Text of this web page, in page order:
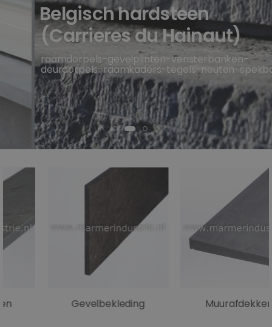
Belgisch hardsteen
(Carrieres du Hainaut)
raamdorpels-gevelplinten-vensterbanken-
deurdorpels-raamkaders-tegels-neuten-spekbanden
Gevelbekleding Muurafdekkers